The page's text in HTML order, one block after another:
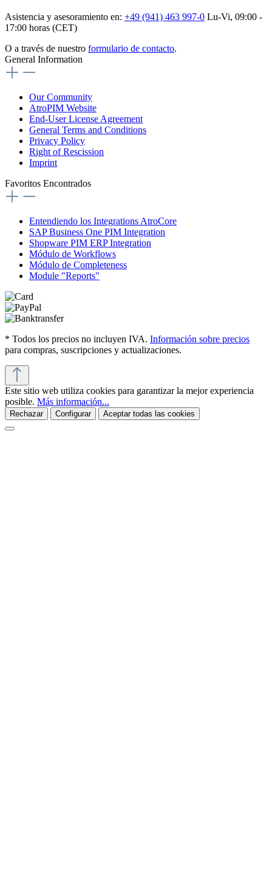
Asistencia y asesoramiento en: +49 (941) 463 997-0 Lu-Vi, 09:00 -
17:00 horas (CET)
O a través de nuestro formulario de contacto.
General Information
Our Community
AtroPIM Website
End-User License Agreement
General Terms and Conditions
Privacy Policy
Right of Rescission
Imprint
Favoritos Encontrados
Entendiendo los Integrations AtroCore
SAP Business One PIM Integration
Shopware PIM ERP Integration
Módulo de Workflows
Módulo de Completeness
Module "Reports"
* Todos los precios no incluyen IVA. Información sobre precios
para compras, suscripciones y actualizaciones.
Este sitio web utiliza cookies para garantizar la mejor experiencia
posible. Más información...
Rechazar Configurar Aceptar todas las cookies